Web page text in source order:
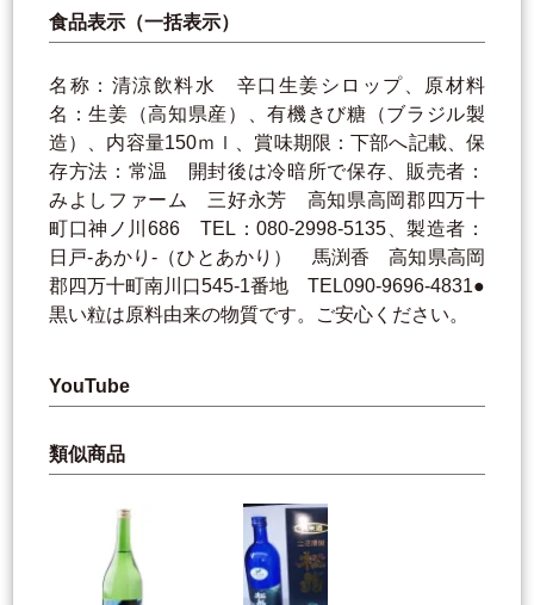
食品表示（一括表示）
名称：清涼飲料水 辛口生姜シロップ、原材料
名：生姜（高知県産）、有機きび糖（ブラジル製
造）、内容量150ｍｌ、賞味期限：下部へ記載、保
存方法：常温 開封後は冷暗所で保存、販売者：
みよしファーム 三好永芳 高知県高岡郡四万十
町口神ノ川686 TEL：080-2998-5135、製造者：
日戸-あかり-（ひとあかり） 馬渕香 高知県高岡
郡四万十町南川口545-1番地 TEL090-9696-4831●
黒い粒は原料由来の物質です。ご安心ください。
YouTube
類似商品